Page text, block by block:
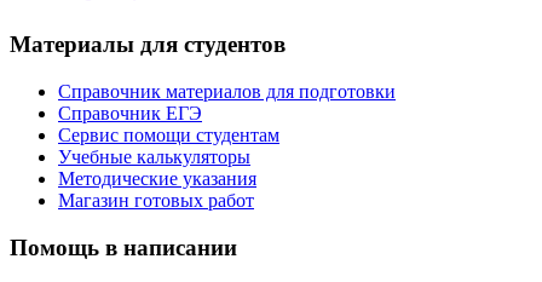
Материалы для студентов
Справочник материалов для подготовки
Справочник ЕГЭ
Сервис помощи студентам
Учебные калькуляторы
Методические указания
Магазин готовых работ
Помощь в написании